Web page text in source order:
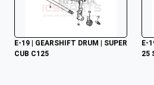
E-19 | GEARSHIFT DRUM | SUPER
CUB C125
E-
25